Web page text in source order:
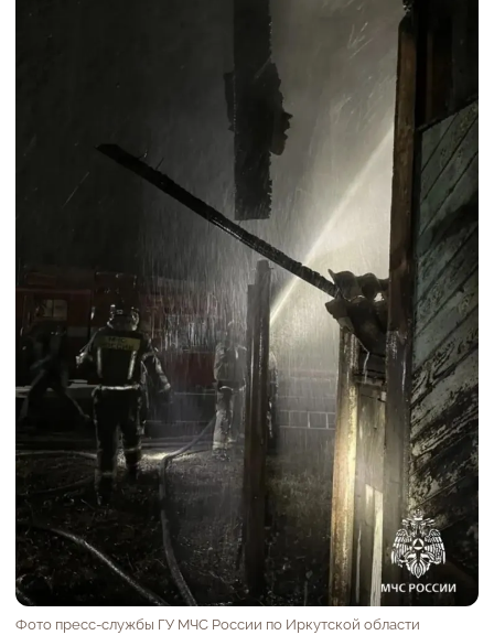
Фото пресс-службы ГУ МЧС России по Иркутской области